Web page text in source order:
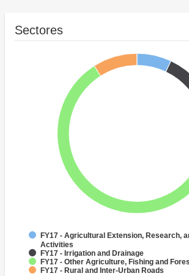
Sectores
FY17 - Agricultural Extension, Research,
Activities
FY17 - Irrigation and Drainage
FY17 - Other Agriculture, Fishing and
FY17 - Rural and Inter-Urban Roads